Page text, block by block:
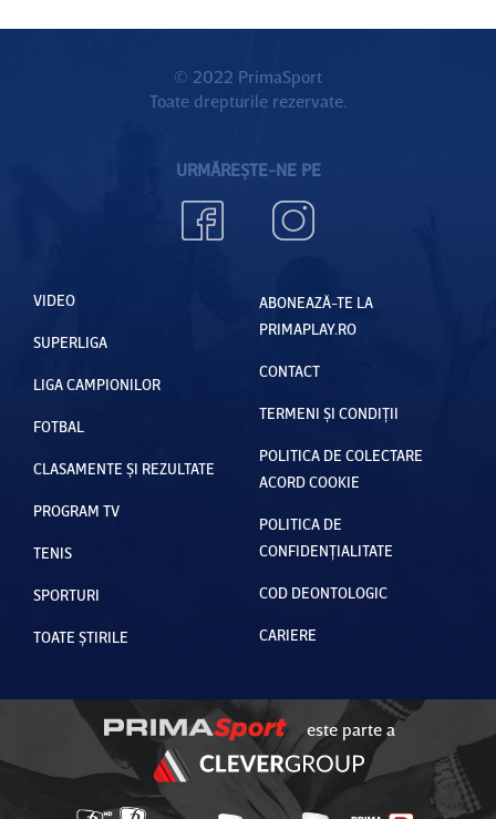
© 2022 PrimaSport
Toate drepturile rezervate.
URMĂREȘTE-NE PE
VIDEO
SUPERLIGA
LIGA CAMPIONILOR
FOTBAL
CLASAMENTE ȘI REZULTATE
PROGRAM TV
TENIS
SPORTURI
TOATE ȘTIRILE
ABONEAZĂ-TE LA
PRIMAPLAY.RO
CONTACT
TERMENI ȘI CONDIȚII
POLITICA DE COLECTARE
ACORD COOKIE
POLITICA DE
CONFIDENȚIALITATE
COD DEONTOLOGIC
CARIERE
este parte a